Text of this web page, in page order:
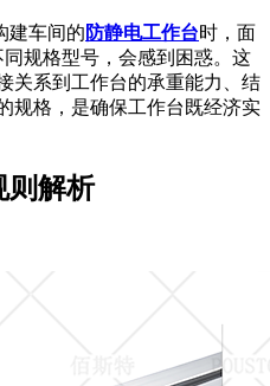
建车间的 防静电工作台时，面
同规格型号，会感到困惑。这
关系到工作台的承重能力、结
规格，是确保工作台既经济实
则解析